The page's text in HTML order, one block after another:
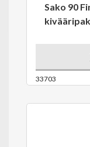
Sako 90
33703